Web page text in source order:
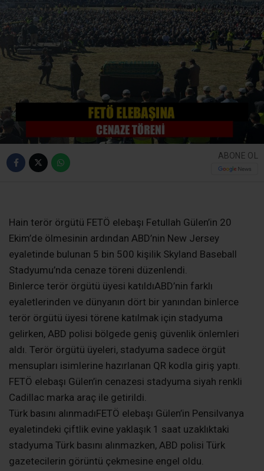
ABONE OL
Hain terör örgütü FETÖ elebaşı Fetullah Gülen’in 20
Ekim’de ölmesinin ardından ABD’nin New Jersey
eyaletinde bulunan 5 bin 500 kişilik Skyland Baseball
Stadyumu’nda cenaze töreni düzenlendi.
Binlerce terör örgütü üyesi katıldıABD’nin farklı